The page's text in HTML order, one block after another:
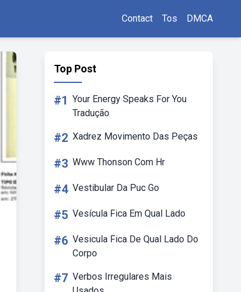
Contact Tos DMCA
Top Post
#1 Your Energy Speaks For You
Tradução
#2 Xadrez Movimento Das Peças
#3 Www Thonson Com Hr
#4 Vestibular Da Puc Go
#5 Vesícula Fica Em Qual Lado
#6 Vesicula Fica De Qual Lado Do
Corpo
#7 Verbos Irregulares Mais